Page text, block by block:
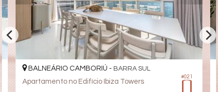
Espaço Fitness
Brinquedoteca
Automação Predial
Elevador
Coworking
Entrada para Banhistas
Box de Praia
#021
BALNEÁRIO CAMBORIÚ - BARRA SUL
Apartamento no Edifício Ibiza Towers